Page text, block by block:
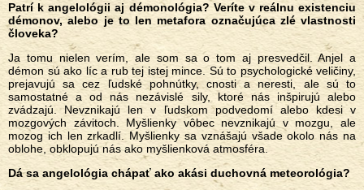
Patrí k angelológii aj démonológia? Veríte v reálnu existenciu
démonov, alebo je to len metafora označujúca zlé vlastnosti
človeka?
Ja tomu nielen verím, ale som sa o tom aj presvedčil. Anjel a
démon sú ako líc a rub tej istej mince. Sú to psychologické veličiny,
prejavujú sa cez ľudské pohnútky, cnosti a neresti, ale sú to
samostatné a od nás nezávislé sily, ktoré nás inšpirujú alebo
zvádzajú. Nevznikajú len v ľudskom podvedomí alebo kdesi v
mozgových závitoch. Myšlienky vôbec nevznikajú v mozgu, ale
mozog ich len zrkadlí. Myšlienky sa vznášajú všade okolo nás na
oblohe, obklopujú nás ako myšlienková atmosféra.
Dá sa angelológia chápať ako akási duchovná meteorológia?